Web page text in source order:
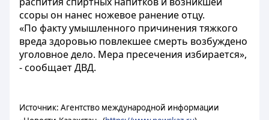
ссоры он нанес ножевое ранение отцу.
«По факту умышленного причинения тяжкого
вреда здоровью повлекшее смерть возбуждено
уголовное дело. Мера пресечения избирается»,
- сообщает ДВД.
Источник: Агентство международной информации